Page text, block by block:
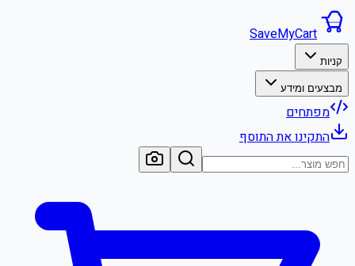
SaveMyCart
קניות
מבצעים ומידע
מפתחים
התקינו את התוסף